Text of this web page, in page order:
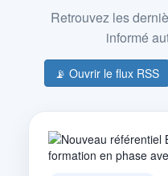
Retrouvez les
informé
📡 Ouvrir le flux RSS